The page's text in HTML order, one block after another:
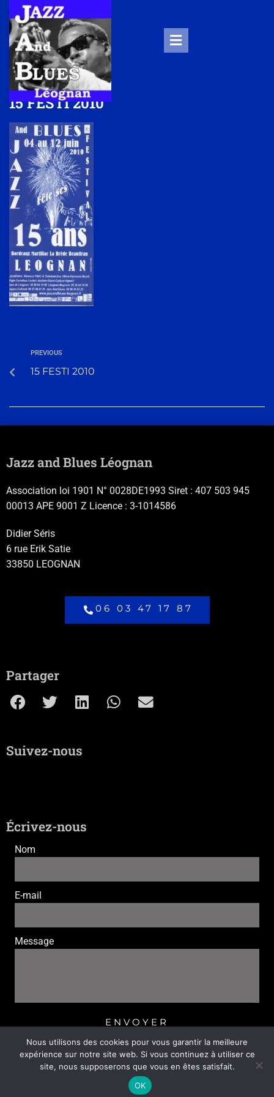
15 FESTI 2010
PREVIOUS
15 FESTI 2010
Jazz and Blues Léognan
Association loi 1901 N° 0028DE1993 Siret : 407 503 945
00013 APE 9001 Z Licence : 3-1014586
Didier Séris
6 rue Erik Satie
33850 LEOGNAN
06 03 47 17 87
Partager
Écrivez-nous
Nom
E-mail
Message
ENVOYER
Suivez-nous
© 2022 Jazz and Blues Léognan. tous droits réservés. |
Réalisation
Nouveausoft.com
Politique de confidentialité
Nous utilisons des cookies pour vous garantir la meilleure
expérience sur notre site web. Si vous continuez à utiliser ce
site, nous supposerons que vous en êtes satisfait.
OK